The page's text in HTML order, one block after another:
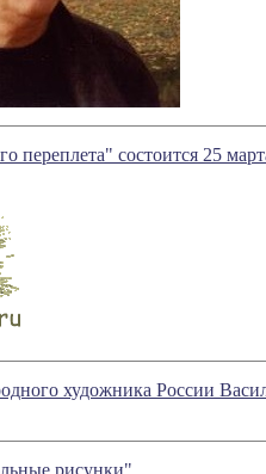
переплета" состоится 25
художника России
рисунки"